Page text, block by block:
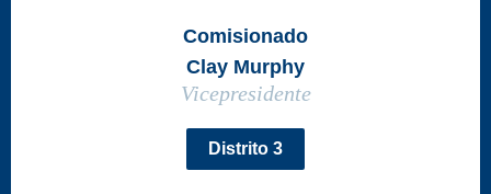
Comisionado
Clay Murphy
Vicepresidente
Distrito 3